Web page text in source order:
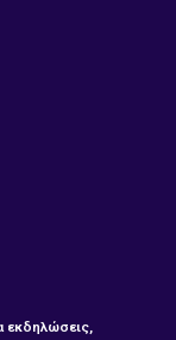
εκδηλώσεις,